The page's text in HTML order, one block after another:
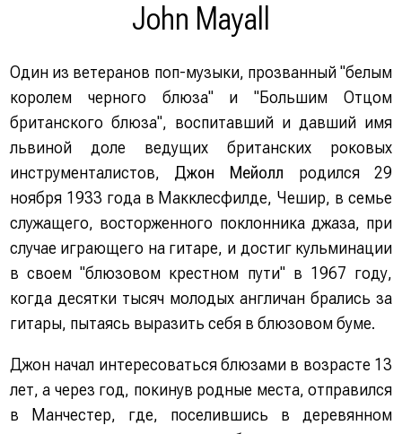
John Mayall
Один из ветеранов поп-музыки, прозванный "белым
королем черного блюза" и "Большим Отцом
британского блюза", воспитавший и давший имя
львиной доле ведущих британских роковых
инструменталистов, Джон Мейолл родился 29
ноября 1933 года в Макклесфилде, Чешир, в семье
служащего, восторженного поклонника джаза, при
случае играющего на гитаре, и достиг кульминации
в своем "блюзовом крестном пути" в 1967 году,
когда десятки тысяч молодых англичан брались за
гитары, пытаясь выразить себя в блюзовом буме.
Джон начал интересоваться блюзами в возрасте 13
лет, а через год, покинув родные места, отправился
в Манчестер, где, поселившись в деревянном